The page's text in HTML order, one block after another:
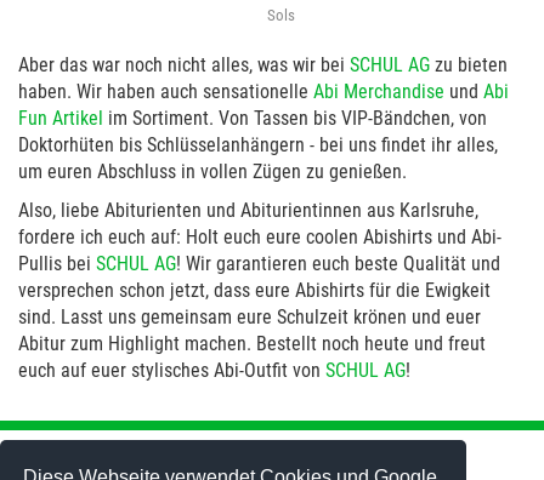
Sols
Aber das war noch nicht alles, was wir bei SCHUL AG zu bieten
haben. Wir haben auch sensationelle Abi Merchandise und Abi
Fun Artikel im Sortiment. Von Tassen bis VIP-Bändchen, von
Doktorhüten bis Schlüsselanhängern - bei uns findet ihr alles,
um euren Abschluss in vollen Zügen zu genießen.
Also, liebe Abiturienten und Abiturientinnen aus Karlsruhe,
fordere ich euch auf: Holt euch eure coolen Abishirts und Abi-
Pullis bei SCHUL AG! Wir garantieren euch beste Qualität und
versprechen schon jetzt, dass eure Abishirts für die Ewigkeit
sind. Lasst uns gemeinsam eure Schulzeit krönen und euer
Abitur zum Highlight machen. Bestellt noch heute und freut
euch auf euer stylisches Abi-Outfit von SCHUL AG!